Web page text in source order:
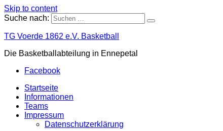
Skip to content
Suche nach:
TG Voerde 1862 e.V. Basketball
Die Basketballabteilung in Ennepetal
Facebook
Startseite
Informationen
Teams
Impressum
Datenschutzerklärung